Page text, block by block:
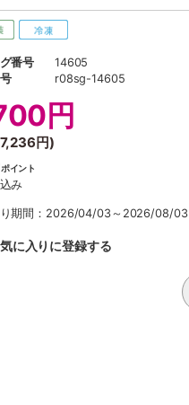
番号
14605
r08sg-14605
円
7,236円)
ポイント
み
期間：2026/04/03～2026/08/03
に入りに登録する